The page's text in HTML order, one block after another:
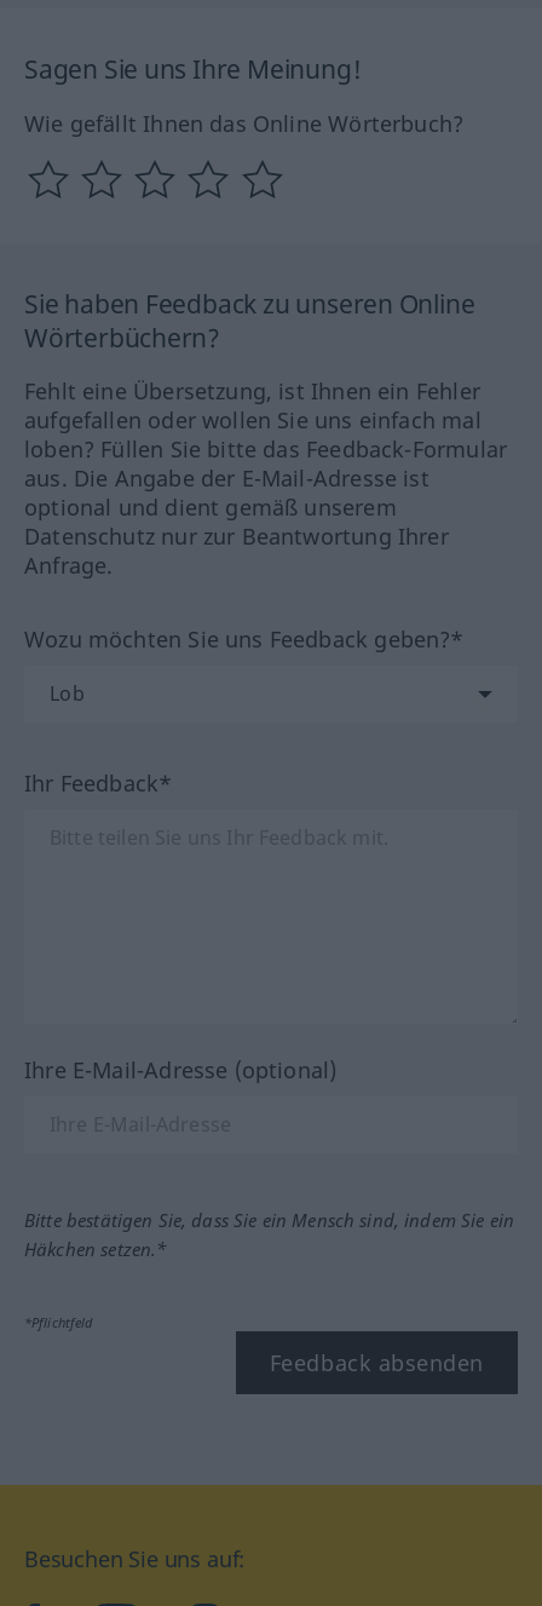
Sagen Sie uns Ihre Meinung!
Wie gefällt Ihnen das Online Wörterbuch?
Sie haben Feedback zu unseren Online
Wörterbüchern?
Fehlt eine Übersetzung, ist Ihnen ein Fehler
aufgefallen oder wollen Sie uns einfach mal
loben? Füllen Sie bitte das Feedback-Formular
aus. Die Angabe der E-Mail-Adresse ist
optional und dient gemäß unserem
Datenschutz nur zur Beantwortung Ihrer
Anfrage.
Wozu möchten Sie uns Feedback geben?*
Ihr Feedback*
Ihre E-Mail-Adresse (optional)
Bitte bestätigen Sie, dass Sie ein Mensch sind, indem Sie ein
Häkchen setzen.*
*Pflichtfeld
Feedback absenden
Besuchen Sie uns auf: